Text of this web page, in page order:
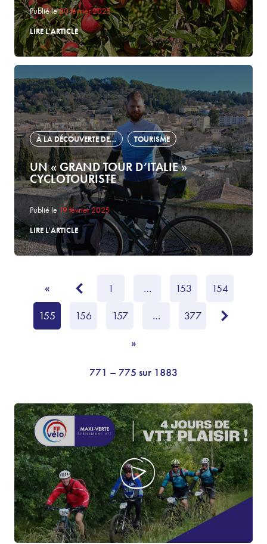
Publié le20 février 2025
LIRE L'ARTICLE
À LA DÉCOUVERTE DE… TOURISME
UN « GRAND TOUR D’ITALIE »
CYCLOTOURISTE
Publié le 19 février 2025
LIRE L'ARTICLE
« 1 … 153
154
155
156 157 … 377
»
771 – 775 sur 1883